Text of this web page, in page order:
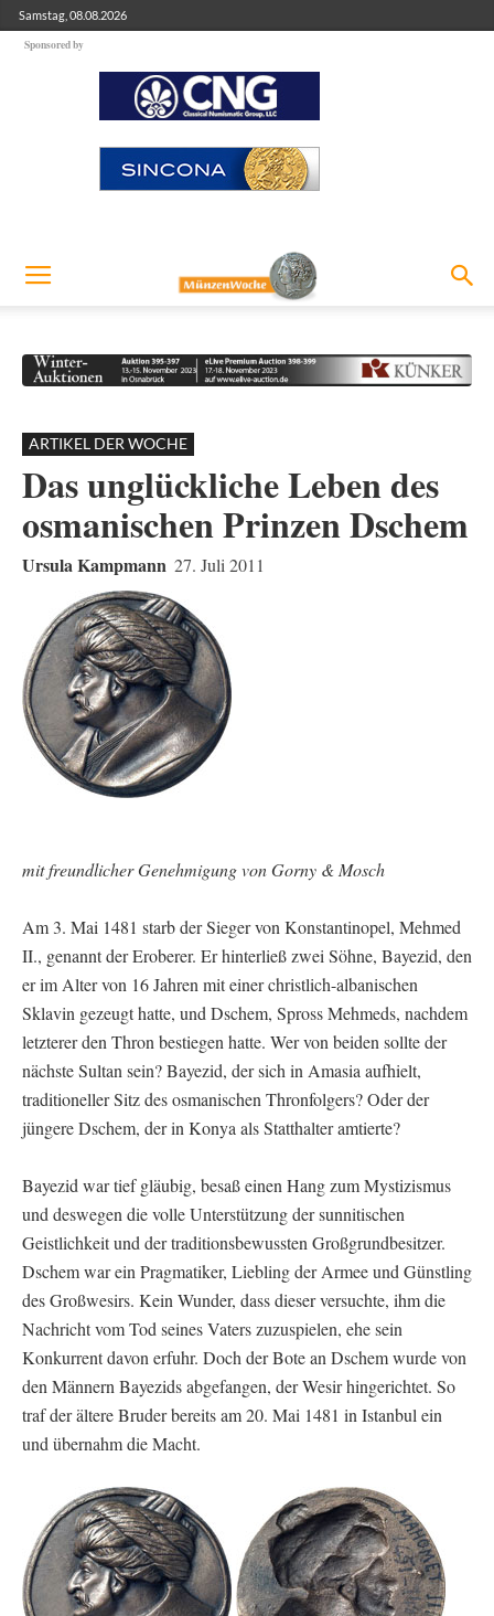
Samstag, 08.08.2026
Sponsored by
ARTIKEL DER WOCHE
Das unglückliche Leben des
osmanischen Prinzen Dschem
Ursula Kampmann 27. Juli 2011
mit freundlicher Genehmigung von Gorny & Mosch
Am 3. Mai 1481 starb der Sieger von Konstantinopel, Mehmed
II., genannt der Eroberer. Er hinterließ zwei Söhne, Bayezid, den
er im Alter von 16 Jahren mit einer christlich-albanischen
Sklavin gezeugt hatte, und Dschem, Spross Mehmeds, nachdem
letzterer den Thron bestiegen hatte. Wer von beiden sollte der
nächste Sultan sein? Bayezid, der sich in Amasia aufhielt,
traditioneller Sitz des osmanischen Thronfolgers? Oder der
jüngere Dschem, der in Konya als Statthalter amtierte?
Bayezid war tief gläubig, besaß einen Hang zum Mystizismus
und deswegen die volle Unterstützung der sunnitischen
Geistlichkeit und der traditionsbewussten Großgrundbesitzer.
Dschem war ein Pragmatiker, Liebling der Armee und Günstling
des Großwesirs. Kein Wunder, dass dieser versuchte, ihm die
Nachricht vom Tod seines Vaters zuzuspielen, ehe sein
Konkurrent davon erfuhr. Doch der Bote an Dschem wurde von
den Männern Bayezids abgefangen, der Wesir hingerichtet. So
traf der ältere Bruder bereits am 20. Mai 1481 in Istanbul ein
und übernahm die Macht.